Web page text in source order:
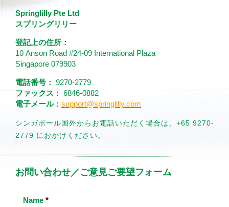
Springlilly Pte Ltd
スプリングリリー
登記上の住所：
10 Anson Road #24-09 International Plaza
Singapore 079903
電話番号： 9270-2779
ファックス： 6846-0882
電子メール： support@springlilly.com
シンガポール国外からお電話いただく場合は、+65 9270-
2779 におかけください。
お問い合わせ／ご意見ご要望フォーム
Name *